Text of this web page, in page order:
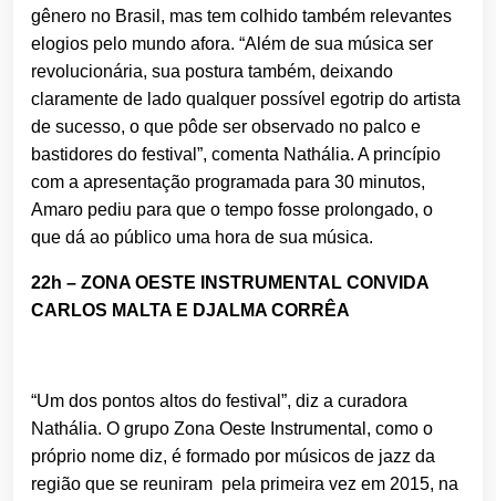
gênero no Brasil, mas tem colhido também relevantes
elogios pelo mundo afora. “Além de sua música ser
revolucionária, sua postura também, deixando
claramente de lado qualquer possível egotrip do artista
de sucesso, o que pôde ser observado no palco e
bastidores do festival”, comenta Nathália. A princípio
com a apresentação programada para 30 minutos,
Amaro pediu para que o tempo fosse prolongado, o
que dá ao público uma hora de sua música.
22h – ZONA OESTE INSTRUMENTAL CONVIDA
CARLOS MALTA E DJALMA CORRÊA
“Um dos pontos altos do festival”, diz a curadora
Nathália. O grupo Zona Oeste Instrumental, como o
próprio nome diz, é formado por músicos de jazz da
região que se reuniram pela primeira vez em 2015, na